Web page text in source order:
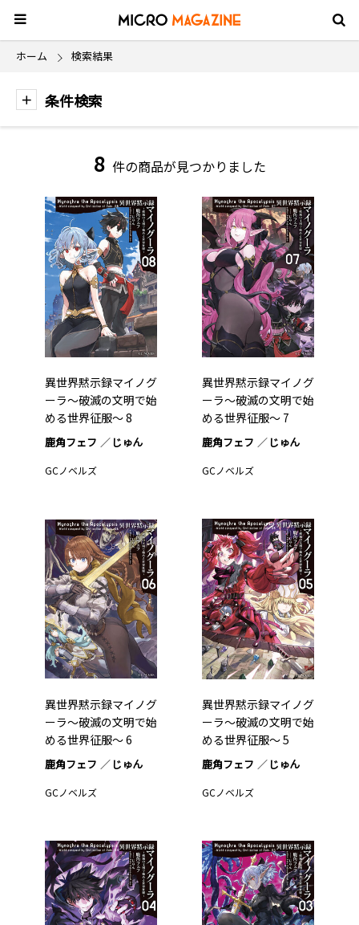
ホーム 検索結果
条件検索
8 件の商品が見つかりました
異世界黙示録マイノグ
ーラ～破滅の文明で始
める世界征服～ 8
鹿角フェフ じゅん
GCノベルズ
異世界黙示録マイノグ
ーラ～破滅の文明で始
める世界征服～ 7
鹿角フェフ じゅん
GCノベルズ
異世界黙示録マイノグ
ーラ～破滅の文明で始
める世界征服～ 6
鹿角フェフ じゅん
GCノベルズ
異世界黙示録マイノグ
ーラ～破滅の文明で始
める世界征服～ 5
鹿角フェフ じゅん
GCノベルズ